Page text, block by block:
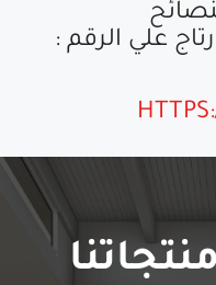
علي الرقم :